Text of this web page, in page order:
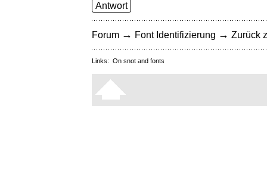
Antwort
Forum → Font Identifizierung → Zurück
Links: On snot and fonts